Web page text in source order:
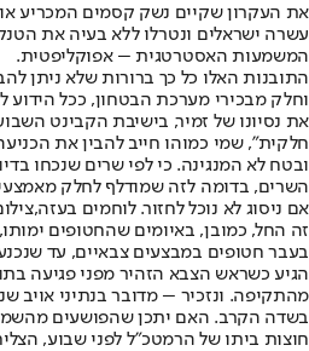
את העקרון שקיים נשק קסמים המכריע
עשרה ישראלים ונטרלו ללא בעיה את
המשמעות האסטרטגית – אפוקליפטית.
התובנות האלו כל כך ברורות שלא ניתן
וחלק מבכירי מערכת הבטחון, ככל הידוע
את נסיונו של זמיר, בישיבת הקבינט
חלקית", שמי כמוהו חייב להבין את
ובטח לא המנגינה. כי לפי שרים שנכחו
השרים, בדומה לזה שמודלף לחלק
אם ניסוג לא נוכל לחזור. לוחמים
זה החל, כמובן, באיומים שהחטופים
בעבר חטופים במבצעים צבאיים, עד
הגיע כשראש הצבא הזהיר מפני פגיעה
מהתקיפה. ונזכיר – מדובר בנתיני אויב
בשדה הקרב. האם יתכן שהפושעים
חוצות ביתו של הרמטכ"ל לפני שבוע,